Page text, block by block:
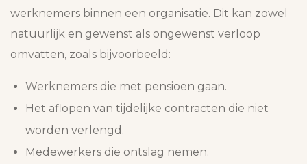
werknemers binnen een organisatie. Dit kan zowel
natuurlijk en gewenst als ongewenst verloop
omvatten, zoals bijvoorbeeld:
Werknemers die met pensioen gaan.
Het aflopen van tijdelijke contracten die niet
worden verlengd.
Medewerkers die ontslag nemen.